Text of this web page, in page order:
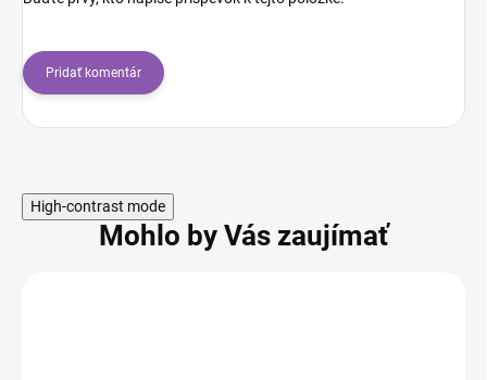
Pridať komentár
High-contrast mode
Mohlo by Vás zaujímať